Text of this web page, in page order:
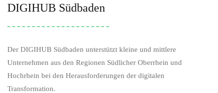
DIGIHUB Südbaden
Der DIGIHUB Südbaden unterstützt kleine und mittlere
Unternehmen aus den Regionen Südlicher Oberrhein und
Hochrhein bei den Herausforderungen der digitalen
Transformation.